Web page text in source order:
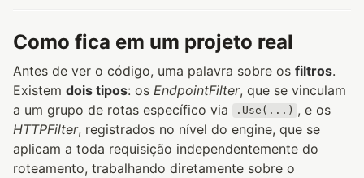
Como fica em um projeto real
Antes de ver o código, uma palavra sobre os filtros.
Existem dois tipos: os EndpointFilter, que se vinculam
a um grupo de rotas específico via
.Use(...) , e os
HTTPFilter, registrados no nível do engine, que se
aplicam a toda requisição independentemente do
roteamento, trabalhando diretamente sobre o